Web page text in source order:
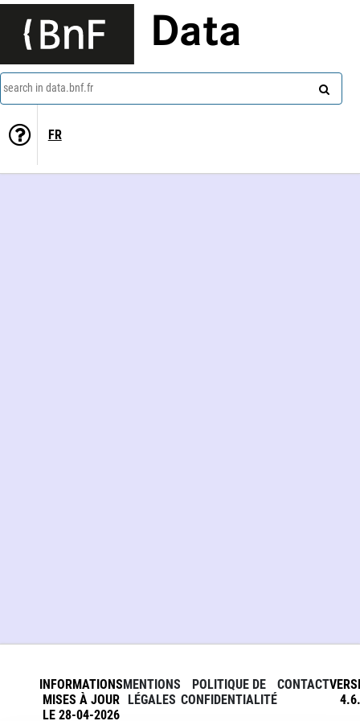
Data
search in data.bnf.fr
FR
INFORMATIONS
MISES À JOUR
LE 28-04-2026
MENTIONS
LÉGALES
POLITIQUE DE
CONFIDENTIALITÉ
CONTACT